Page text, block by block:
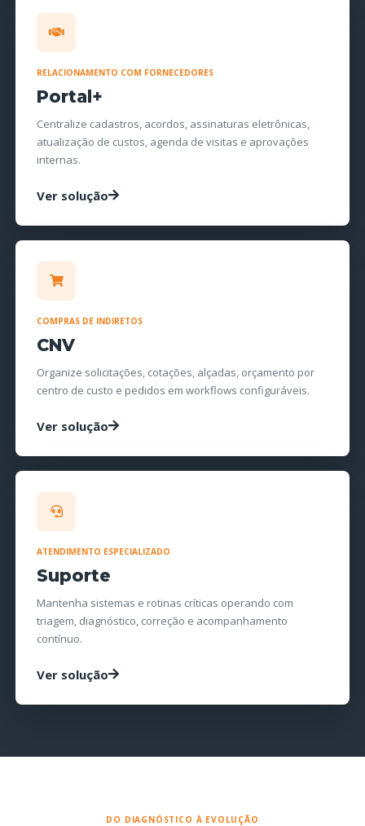
RELACIONAMENTO COM FORNECEDORES
Portal+
Centralize cadastros, acordos, assinaturas eletrônicas,
atualização de custos, agenda de visitas e aprovações
internas.
Ver solução
COMPRAS DE INDIRETOS
CNV
Organize solicitações, cotações, alçadas, orçamento por
centro de custo e pedidos em workflows configuráveis.
Ver solução
ATENDIMENTO ESPECIALIZADO
Suporte
Mantenha sistemas e rotinas críticas operando com
triagem, diagnóstico, correção e acompanhamento
contínuo.
Ver solução
DO DIAGNÓSTICO À EVOLUÇÃO